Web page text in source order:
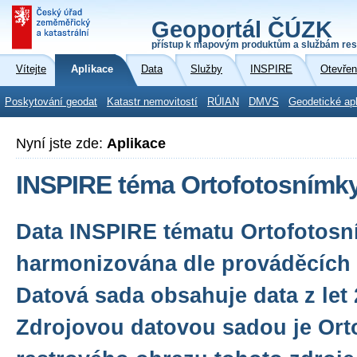
Geoportál ČÚZK
přístup k mapovým produktům a službám
Vítejte Aplikace Data Služby INSPIRE
Poskytování geodat Katastr nemovitostí RÚIAN DMVS Geodetické
Nyní jste zde: Aplikace
INSPIRE téma
Data INSPIRE tématu
harmonizována dle prováděcích
Datová sada obsahuje data z let
Zdrojovou datovou sadou je